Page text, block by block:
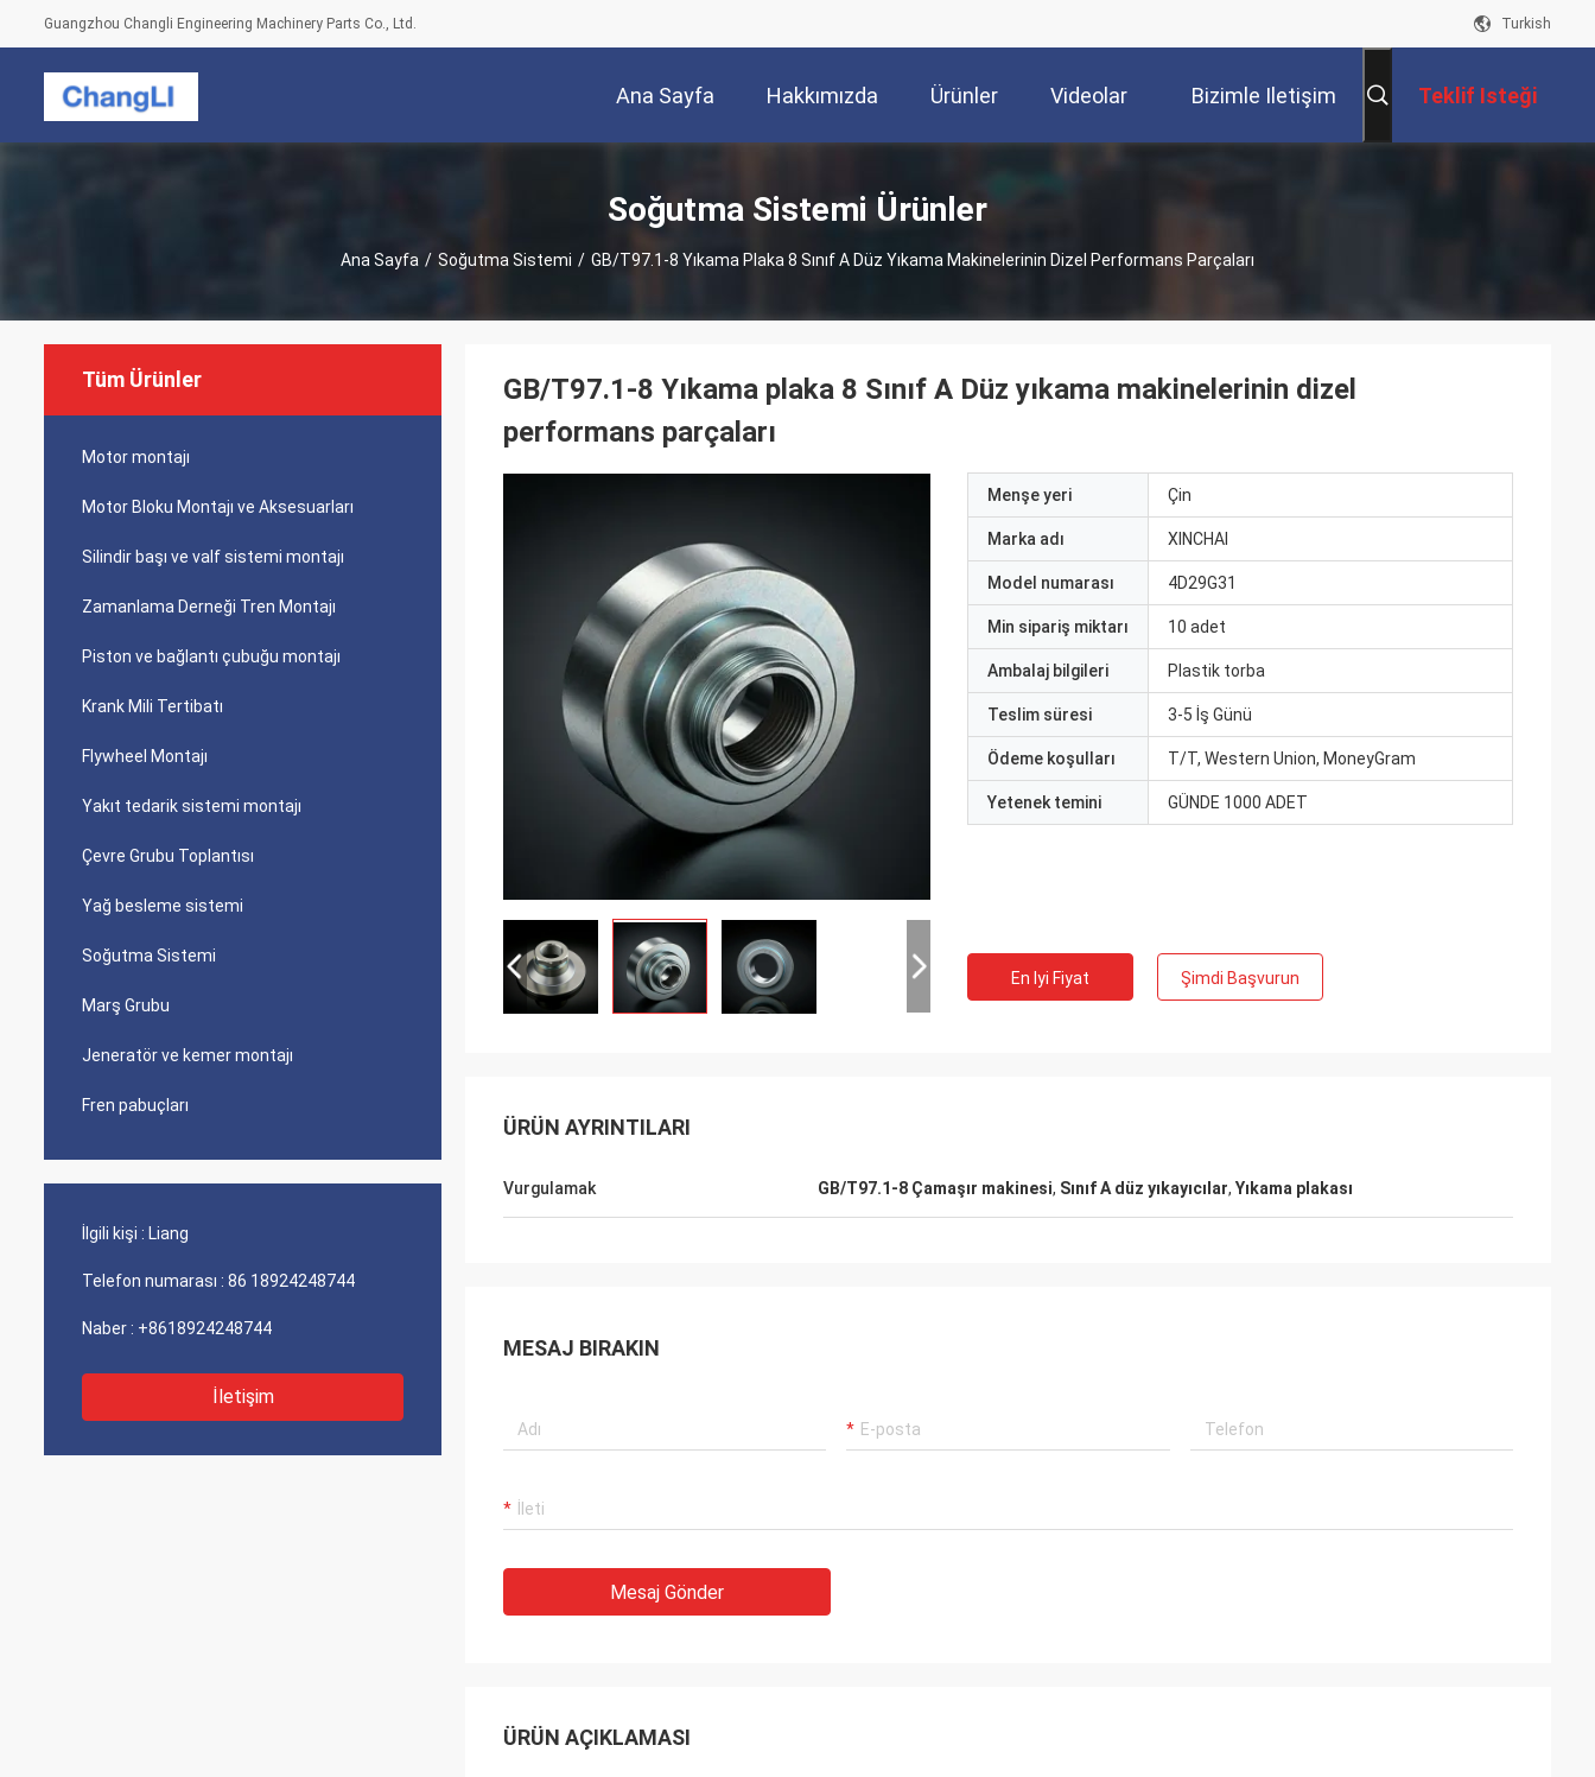
Guangzhou Changli Engineering Machinery Parts Co., Ltd. Turkish
Ana Sayfa Hakkımızda Ürünler Videolar Bizimle Iletişim Teklif Isteği
Soğutma Sistemi Ürünler
Ana Sayfa / Soğutma Sistemi / GB/T97.1-8 Yıkama Plaka 8 Sınıf A Düz Yıkama Makinelerinin Dizel Performans Parçaları
Tüm Ürünler
Motor montajı
Motor Bloku Montajı ve Aksesuarları
Silindir başı ve valf sistemi montajı
Zamanlama Derneği Tren Montajı
Piston ve bağlantı çubuğu montajı
Krank Mili Tertibatı
Flywheel Montajı
Yakıt tedarik sistemi montajı
Çevre Grubu Toplantısı
Yağ besleme sistemi
Soğutma Sistemi
Marş Grubu
Jeneratör ve kemer montajı
Fren pabuçları
İlgili kişi : Liang
Telefon numarası : 86 18924248744
Naber : +8618924248744
İletişim
GB/T97.1-8 Yıkama plaka 8 Sınıf A Düz yıkama makinelerinin dizel
performans parçaları
Menşe yeri Çin
Marka adı XINCHAI
Model numarası 4D29G31
Min sipariş miktarı 10 adet
Ambalaj bilgileri Plastik torba
Teslim süresi 3-5 İş Günü
Ödeme koşulları T/T, Western Union, MoneyGram
Yetenek temini GÜNDE 1000 ADET
En Iyi Fiyat Şimdi Başvurun
ÜRÜN AYRINTILARI
Vurgulamak GB/T97.1-8 Çamaşır makinesi, Sınıf A düz yıkayıcılar, Yıkama plakası
MESAJ BIRAKIN
Mesaj Gönder
ÜRÜN AÇIKLAMASI